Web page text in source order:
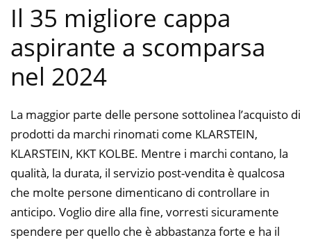
Il 35 migliore cappa
aspirante a scomparsa
nel 2024
La maggior parte delle persone sottolinea l’acquisto di
prodotti da marchi rinomati come KLARSTEIN,
KLARSTEIN, KKT KOLBE. Mentre i marchi contano, la
qualità, la durata, il servizio post-vendita è qualcosa
che molte persone dimenticano di controllare in
anticipo. Voglio dire alla fine, vorresti sicuramente
spendere per quello che è abbastanza forte e ha il